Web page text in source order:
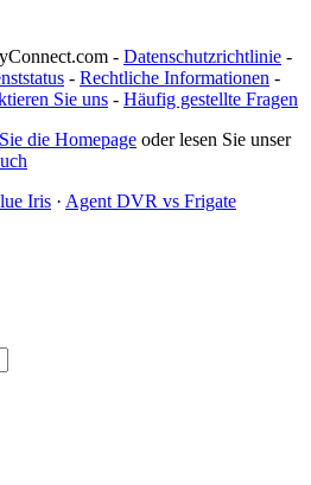
- Datenschutzrichtlinie -
- Rechtliche Informationen -
Sie uns - Häufig gestellte Fragen
die Homepage oder lesen Sie unser
Iris · Agent DVR vs Frigate